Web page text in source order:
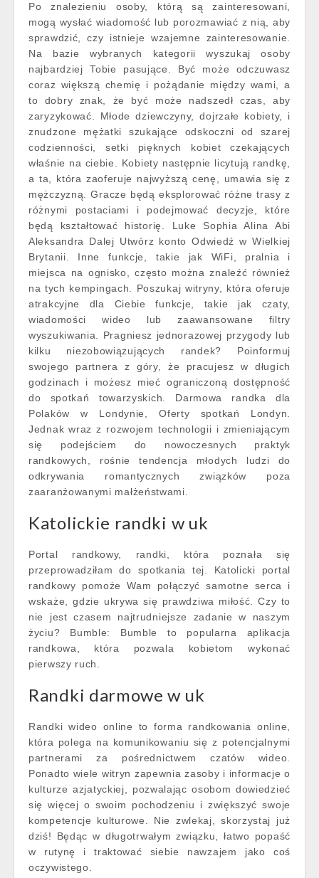
Po znalezieniu osoby, którą są zainteresowani,
mogą wysłać wiadomość lub porozmawiać z nią, aby
sprawdzić, czy istnieje wzajemne zainteresowanie.
Na bazie wybranych kategorii wyszukaj osoby
najbardziej Tobie pasujące. Być może odczuwasz
coraz większą chemię i pożądanie między wami, a
to dobry znak, że być może nadszedł czas, aby
zaryzykować. Młode dziewczyny, dojrzałe kobiety, i
znudzone mężatki szukające odskoczni od szarej
codzienności, setki pięknych kobiet czekających
właśnie na ciebie. Kobiety następnie licytują randkę,
a ta, która zaoferuje najwyższą cenę, umawia się z
mężczyzną. Gracze będą eksplorować różne trasy z
różnymi postaciami i podejmować decyzje, które
będą kształtować historię. Luke Sophia Alina Abi
Aleksandra Dalej Utwórz konto Odwiedź w Wielkiej
Brytanii. Inne funkcje, takie jak WiFi, pralnia i
miejsca na ognisko, często można znaleźć również
na tych kempingach. Poszukaj witryny, która oferuje
atrakcyjne dla Ciebie funkcje, takie jak czaty,
wiadomości wideo lub zaawansowane filtry
wyszukiwania. Pragniesz jednorazowej przygody lub
kilku niezobowiązujących randek? Poinformuj
swojego partnera z góry, że pracujesz w długich
godzinach i możesz mieć ograniczoną dostępność
do spotkań towarzyskich. Darmowa randka dla
Polaków w Londynie, Oferty spotkań Londyn.
Jednak wraz z rozwojem technologii i zmieniającym
się podejściem do nowoczesnych praktyk
randkowych, rośnie tendencja młodych ludzi do
odkrywania romantycznych związków poza
zaaranżowanymi małżeństwami.
Katolickie randki w uk
Portal randkowy, randki, która poznała się
przeprowadziłam do spotkania tej. Katolicki portal
randkowy pomoże Wam połączyć samotne serca i
wskaże, gdzie ukrywa się prawdziwa miłość. Czy to
nie jest czasem najtrudniejsze zadanie w naszym
życiu? Bumble: Bumble to popularna aplikacja
randkowa, która pozwala kobietom wykonać
pierwszy ruch.
Randki darmowe w uk
Randki wideo online to forma randkowania online,
która polega na komunikowaniu się z potencjalnymi
partnerami za pośrednictwem czatów wideo.
Ponadto wiele witryn zapewnia zasoby i informacje o
kulturze azjatyckiej, pozwalając osobom dowiedzieć
się więcej o swoim pochodzeniu i zwiększyć swoje
kompetencje kulturowe. Nie zwlekaj, skorzystaj już
dziś! Będąc w długotrwałym związku, łatwo popaść
w rutynę i traktować siebie nawzajem jako coś
oczywistego.